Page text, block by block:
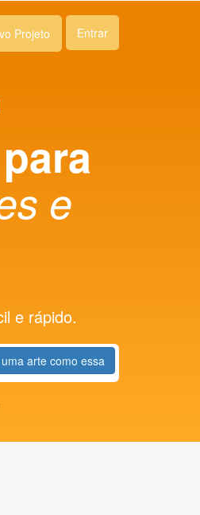
Projeto Entrar
para
e
e rápido.
arte como essa